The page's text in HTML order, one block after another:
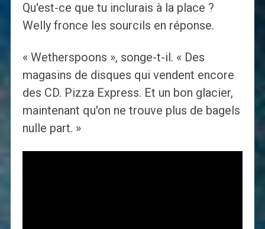
Qu'est-ce que tu inclurais à la place ?
Welly fronce les sourcils en réponse.
« Wetherspoons », songe-t-il. « Des
magasins de disques qui vendent encore
des CD. Pizza Express. Et un bon glacier,
maintenant qu'on ne trouve plus de bagels
nulle part. »